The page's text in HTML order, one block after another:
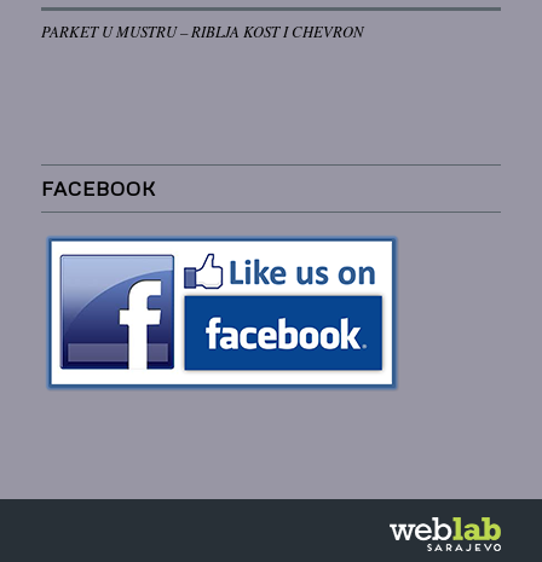
PARKET U MUSTRU – RIBLJA KOST I CHEVRON
FACEBOOK